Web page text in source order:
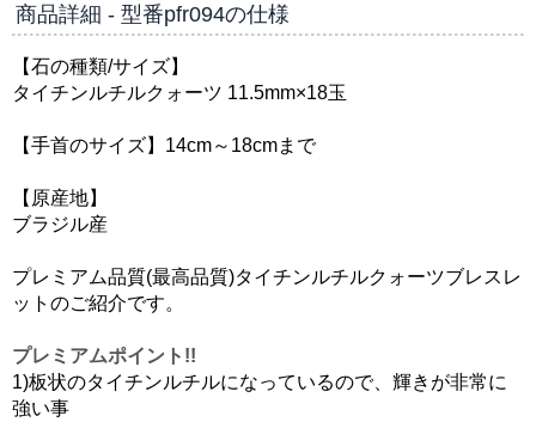
プレミアムタイチンルチルクォーツ 11.5mm玉 ブレ
商品詳細 - 型番pfr094の仕様
【石の種類/サイズ】
タイチンルチルクォーツ 11.5mm×18玉
【手首のサイズ】14cm～18cmまで
【原産地】
ブラジル産
プレミアム品質(最高品質)タイチンルチルクォーツブレスレ
ットのご紹介です。
プレミアムポイント!!
1)板状のタイチンルチルになっているので、輝きが非常に
強い事